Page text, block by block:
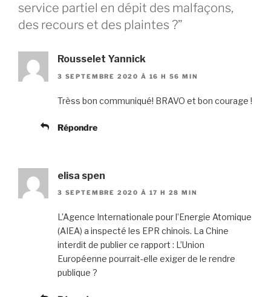
service partiel en dépit des malfaçons,
des recours et des plaintes ?”
Rousselet Yannick
3 SEPTEMBRE 2020 À 16 H 56 MIN
Trèss bon communiqué! BRAVO et bon courage !
Répondre
elisa spen
3 SEPTEMBRE 2020 À 17 H 28 MIN
L’Agence Internationale pour l’Energie Atomique
(AIEA) a inspecté les EPR chinois. La Chine
interdit de publier ce rapport : L’Union
Européenne pourrait-elle exiger de le rendre
publique ?